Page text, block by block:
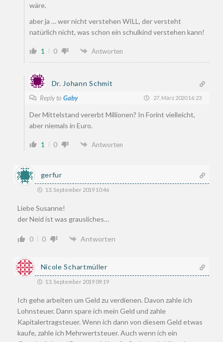
wäre.
aber ja … wer nicht verstehen WILL, der versteht
natürlich nicht, was schon ein schulkind verstehen kann!
1 0 Antworten
Dr. Johann Schmit
Reply to Gaby 27. März 2020 16:23
Der Mittelstand vererbt Millionen? In Forint vielleicht,
aber niemals in Euro.
1 0 Antworten
gerfur
13. September 2019 10:46
Liebe Susanne!
der Neid ist was grausliches…
0 0 Antworten
Nicole Schartmüller
13. September 2019 09:19
Ich gehe arbeiten um Geld zu verdienen. Davon zahle ich
Lohnsteuer. Dann spare ich mein Geld und zahle
Kapitalertragsteuer. Wenn ich dann von diesem Geld etwas
kaufe, zahle ich Mehrwertsteuer. Auch wenn ich ein